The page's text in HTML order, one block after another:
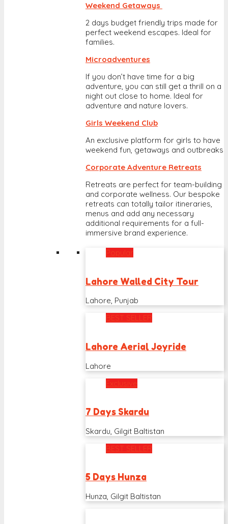
Weekend Getaways
2 days budget friendly trips made for
perfect weekend escapes. Ideal for
families.
Microadventures
If you don’t have time for a big
adventure, you can still get a thrill on a
night out close to home. Ideal for
adventure and nature lovers.
Girls Weekend Club
An exclusive platform for girls to have
weekend fun, getaways and outbreaks
Corporate Adventure Retreats
Retreats are perfect for team-building
and corporate wellness. Our bespoke
retreats can totally tailor itineraries,
menus and add any necessary
additional requirements for a full-
immersive brand experience.
Popular
Lahore Walled City Tour
Lahore, Punjab
BEST SELLER
Lahore Aerial Joyride
Lahore
Exclusive
7 Days Skardu
Skardu, Gilgit Baltistan
BEST SELLER
5 Days Hunza
Hunza, Gilgit Baltistan